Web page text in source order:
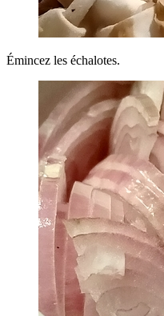
Émincez les échalotes.